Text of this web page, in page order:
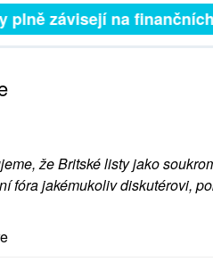
závisejí na finančních
že Britské listy jako
fóra jakémukoliv diskutérovi,